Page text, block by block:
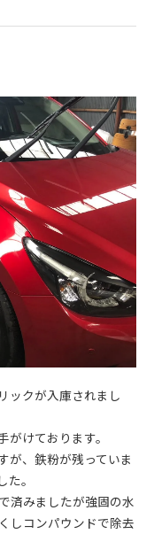
ックが入庫されまし
がけております。
が、鉄粉が残っていま
た。
済みましたが強固の水
しコンパウンドで除去